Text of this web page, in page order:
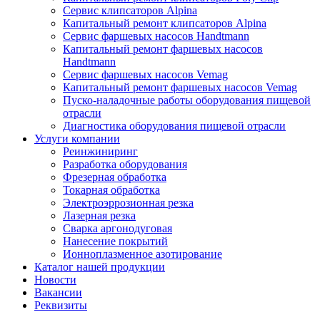
Сервис клипсаторов Alpina
Капитальный ремонт клипсаторов Alpina
Сервис фаршевых насосов Handtmann
Капитальный ремонт фаршевых насосов
Handtmann
Сервис фаршевых насосов Vemag
Капитальный ремонт фаршевых насосов Vemag
Пуско-наладочные работы оборудования пищевой
отрасли
Диагностика оборудования пищевой отрасли
Услуги компании
Реинжиниринг
Разработка оборудования
Фрезерная обработка
Токарная обработка
Электроэррозионная резка
Лазерная резка
Сварка аргонодуговая
Нанесение покрытий
Ионноплазменное азотирование
Каталог нашей продукции
Новости
Вакансии
Реквизиты